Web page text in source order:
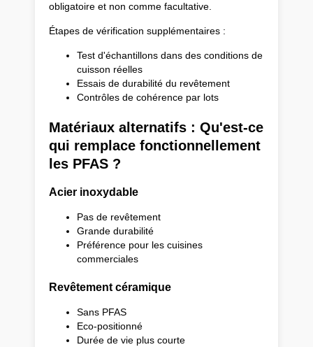
obligatoire et non comme facultative.
Étapes de vérification supplémentaires :
Test d'échantillons dans des conditions de
cuisson réelles
Essais de durabilité du revêtement
Contrôles de cohérence par lots
Matériaux alternatifs : Qu'est-ce
qui remplace fonctionnellement
les PFAS ?
Acier inoxydable
Pas de revêtement
Grande durabilité
Préférence pour les cuisines
commerciales
Revêtement céramique
Sans PFAS
Eco-positionné
Durée de vie plus courte